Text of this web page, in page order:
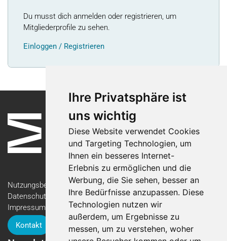
Ihre Privatsphäre ist
uns wichtig
Diese Website verwendet Cookies
und Targeting Technologien, um
Ihnen ein besseres Internet-
Erlebnis zu ermöglichen und die
Werbung, die Sie sehen, besser an
Ihre Bedürfnisse anzupassen. Diese
Technologien nutzen wir
außerdem, um Ergebnisse zu
messen, um zu verstehen, woher
Du musst dich anmelden oder registrieren, um
Mitgliederprofile zu sehen.
Einloggen / Registrieren
Nutzungsbedingungen
Datenschutzerklärung
Impressum
Kontakt